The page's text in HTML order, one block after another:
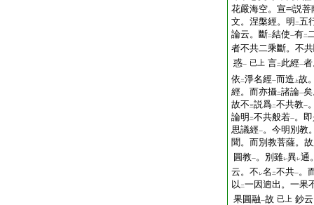
花嚴海空。宣
説菩
文。涅槃經。明 二五
論云。斷二結使一有二
者不共二乘斷。不
惑一 已上 言二 此經一
依 二淨名經一而造 上故
經。而亦攝二諸論一
故不三説爲二不共教一
論明 二不共般若一。
思議經一。今明別教
聞。而別教菩薩。
圓教一。別雖レ異レ通
云。不 レ名 二不共一。
以 二一因逈出。一果
果圓融一故 已上 鈔